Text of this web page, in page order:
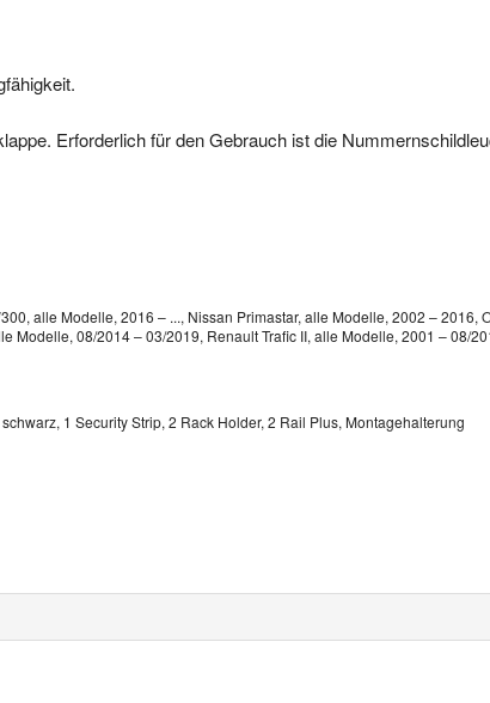
Erforderlich für den Gebrauch ist die
alle Modelle, 2016 – ..., Nissan Primastar, alle Modelle, 2002 – 2016,
Modelle, 08/2014 – 03/2019, Renault Trafic II, alle Modelle, 2001 – 08/
1 Security Strip, 2 Rack Holder, 2 Rail Plus, Montagehalterung